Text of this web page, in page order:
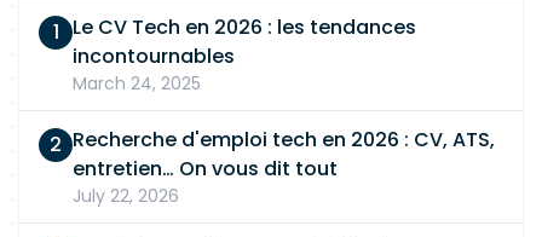
Le CV Tech en 2026 : les tendances
incontournables
March 24, 2025
Recherche d'emploi tech en 2026 : CV, ATS,
entretien… On vous dit tout
July 22, 2026